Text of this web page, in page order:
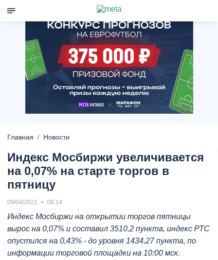
Главная Новости
Индекс Мосбиржи увеличивается
на 0,07% на старте торгов в
пятницу
09/04/2021 08:14
Индекс Мосбиржи на открытии торгов пятницы
вырос на 0,07% и составил 3510,2 пункта, индекс РТС
опустился на 0,43% - до уровня 1434,27 пункта, по
информации торговой площадки на 10:00 мск.